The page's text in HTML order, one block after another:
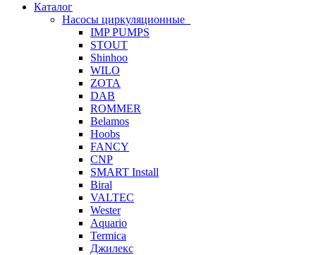
Каталог
Насосы циркуляционные
IMP PUMPS
STOUT
Shinhoo
WILO
ZOTA
DAB
ROMMER
Belamos
Hoobs
FANCY
CNP
SMART Install
Biral
VALTEC
Wester
Aquario
Termica
Джилекс